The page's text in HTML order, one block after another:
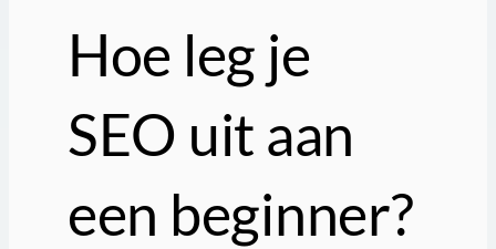
Hoe leg je
SEO uit aan
een beginner?